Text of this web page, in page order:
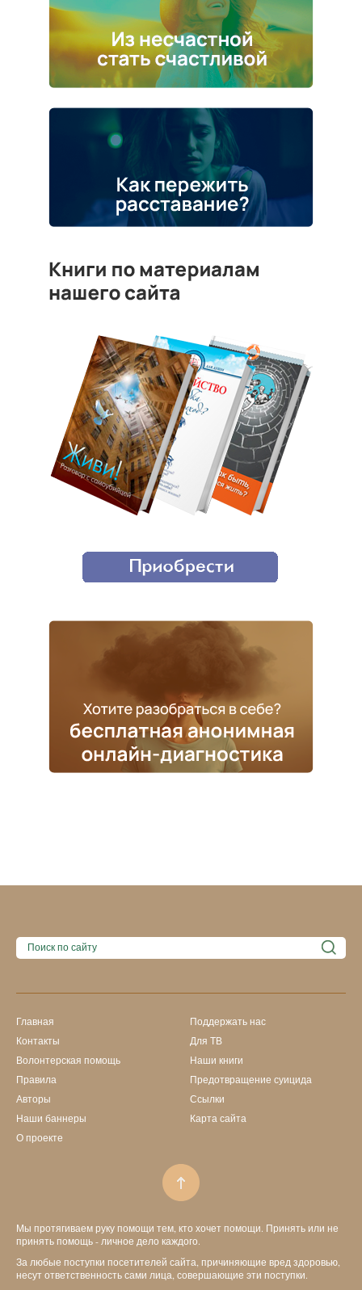
Главная
Контакты
Волонтерская помощь
Правила
Авторы
Наши баннеры
О проекте
Поддержать нас
Для ТВ
Наши книги
Предотвращение суицида
Ссылки
Карта сайта
Мы протягиваем руку помощи тем, кто хочет помощи. Принять или не
принять помощь - личное дело каждого.
За любые поступки посетителей сайта, причиняющие вред здоровью,
несут ответственность сами лица, совершающие эти поступки.